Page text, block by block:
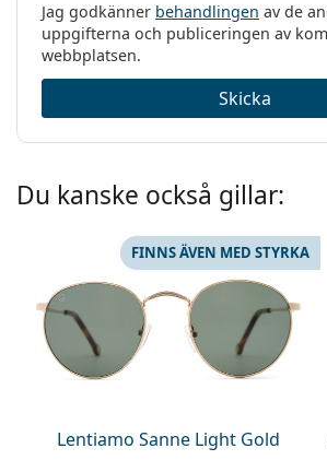
Jag godkänner behandlingen av de
uppgifterna och publiceringen av
webbplatsen.
Skicka
Du kanske också gillar:
Lentiamo Sanne Light Gold
FINNS ÄVEN MED STYRKA